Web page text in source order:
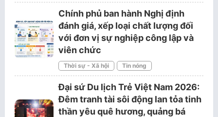
Chính phủ ban hành Nghị định
đánh giá, xếp loại chất lượng đối
với đơn vị sự nghiệp công lập và
viên chức
Thời sự - Xã hội Tin nóng
Đại sứ Du lịch Trẻ Việt Nam 2026:
Đêm tranh tài sôi động lan tỏa tinh
thần yêu quê hương, quảng bá